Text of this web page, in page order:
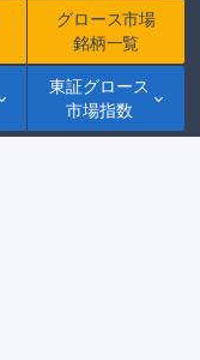
グロース市場
銘柄一覧
東証グロース
市場指数